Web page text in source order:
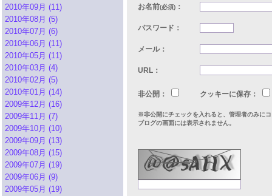
2010年09月 (11)
2010年08月 (5)
2010年07月 (6)
2010年06月 (11)
2010年05月 (11)
2010年03月 (4)
2010年02月 (5)
2010年01月 (14)
2009年12月 (16)
2009年11月 (7)
2009年10月 (10)
2009年09月 (13)
2009年08月 (15)
2009年07月 (19)
2009年06月 (9)
2009年05月 (19)
お名前(必須) ：
パスワード：
メール：
URL：
非公開： クッキーに保存：
※非公開にチェックを入れると、管理者のみに
ブログの画面には表示されません。